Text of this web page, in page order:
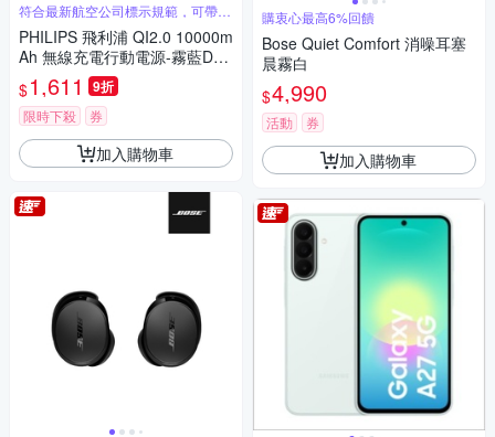
符合最新航空公司標示規範，可帶上
飛機
PHILIPS 飛利浦 QI2.0 10000m
Ah 無線充電行動電源-霧藍DLP
2719QL
$1,611 9折
限時下殺 券
加入購物車
購衷心最高6%回饋
Bose Quiet Comfort 消噪耳塞
晨霧白
$4,990
活動 券
加入購物車